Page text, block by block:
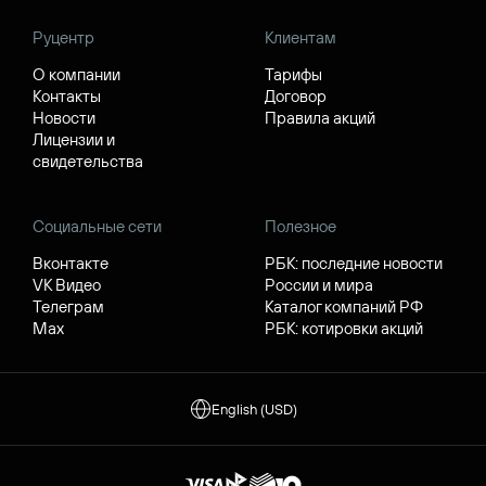
Руцентр
О компании
Контакты
Новости
Лицензии и
свидетельства
Клиентам
Тарифы
Договор
Правила акций
Социальные сети
Вконтакте
VK Видео
Телеграм
Max
Полезное
РБК: последние новости
России и мира
Каталог компаний РФ
РБК: котировки акций
English (USD)